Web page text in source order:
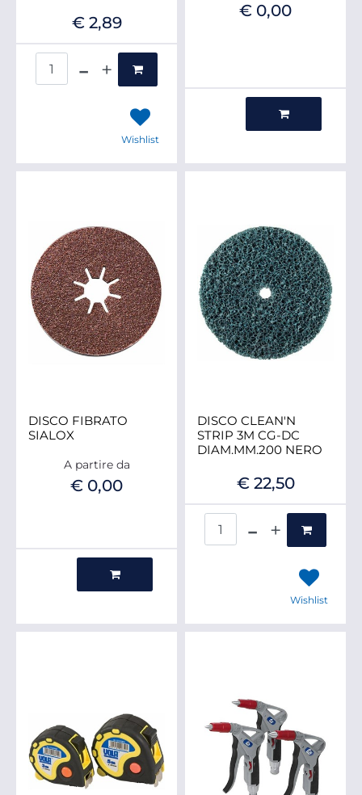
€ 2,89
Wishlist
€ 0,00
DISCO FIBRATO
SIALOX
A partire da
€ 0,00
DISCO CLEAN'N
STRIP 3M CG-DC
DIAM.MM.200 NERO
€ 22,50
Wishlist